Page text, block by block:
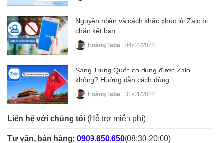
Nguyên nhân và cách khắc phục lỗi Zalo bị
chặn kết bạn
Hoàng Taba 04/04/2024
Sang Trung Quốc có dùng được Zalo
không? Hướng dẫn cách dùng
Hoàng Taba 31/01/2024
Liên hệ với chúng tôi (Hỗ trợ miễn phí)
Tư vấn, bán hàng: 0909.650.650(08:30-20:00)